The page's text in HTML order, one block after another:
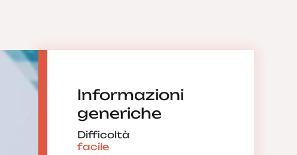
Informazioni
generiche
Difficoltà
facile